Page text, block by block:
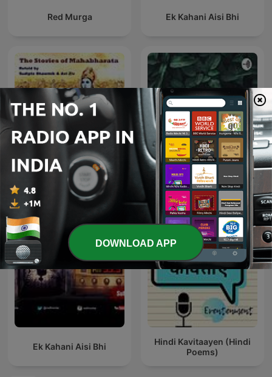
Red Murga Ek Kahani Aisi Bhi
The Stories of
Mahabharata
Bhojpuri
Ek Kahani Aisi Bhi
Hindi Kavitaayen (Hindi
Poems)
DOWNLOAD APP